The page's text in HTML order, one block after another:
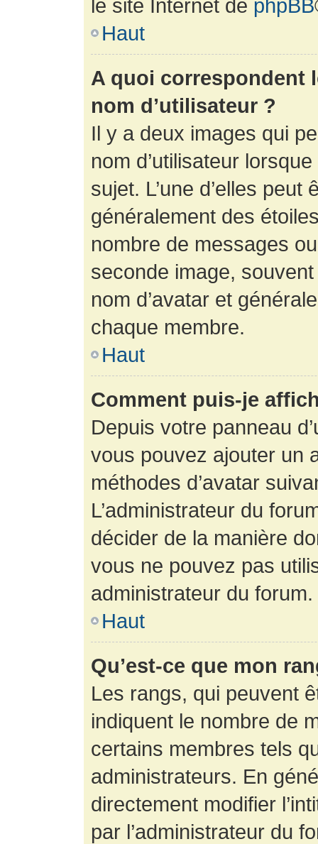
le site Internet de phpBB
Haut
A quoi correspondent
nom d’utilisateur ?
Il y a deux images qui
nom d’utilisateur
sujet. L’une d’elles
généralement des
nombre de messages
seconde image,
nom d’avatar et
chaque membre.
Haut
Comment puis-je
Depuis votre panneau
vous pouvez ajouter un
méthodes d’avatar
L’administrateur du
décider de la manière
vous ne pouvez pas
administrateur du forum.
Haut
Qu’est-ce que mon
Les rangs, qui peuvent
indiquent le nombre de
certains membres tels
administrateurs. En
directement modifier
par l’administrateur du